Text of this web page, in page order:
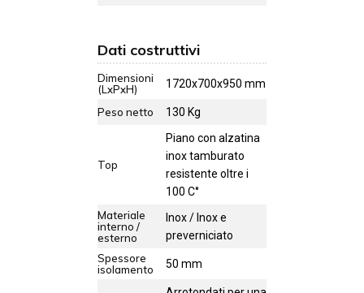
Dati costruttivi
Dimensioni
(LxPxH)
1720x700x950 mm
Peso netto 130 Kg
Top
Piano con alzatina
inox tamburato
resistente oltre i
100 C°
Materiale
interno /
esterno
Inox / Inox e
preverniciato
Spessore
isolamento
50 mm